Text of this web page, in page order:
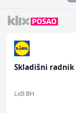
Skladišni radnik
Lidl BH